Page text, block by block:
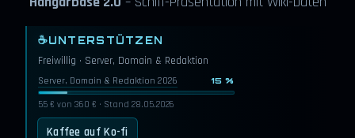
☕UNTERSTÜTZEN
Freiwillig · Server, Domain & Redaktion
Server, Domain & Redaktion 2026 15 %
55 € von 360 € · Stand 28.05.2026
Kaffee auf Ko-fi